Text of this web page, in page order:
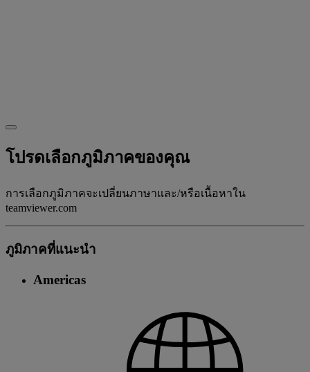
โปรดเลือกภูมิภาคของคุณ
การเลือกภูมิภาคจะเปลี่ยนภาษาและ/หรือเนื้อหาใน
teamviewer.com
ภูมิภาคที่แนะนํา
Americas